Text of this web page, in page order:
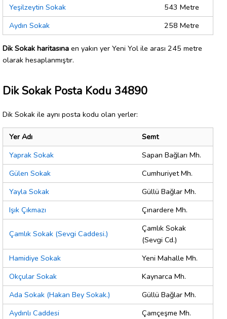
Yeşilzeytin Sokak
543 Metre
Aydın Sokak
258 Metre
Dik Sokak haritasına en yakın yer Yeni Yol ile arası 245 metre
olarak hesaplanmıştır.
Dik Sokak Posta Kodu 34890
Dik Sokak ile aynı posta kodu olan yerler:
Yer Adı
Semt
Yaprak Sokak
Sapan Bağları Mh.
Gülen Sokak
Cumhuriyet Mh.
Yayla Sokak
Güllü Bağlar Mh.
Işık Çıkmazı
Çınardere Mh.
Çamlık Sokak (Sevgi Caddesi.)
Çamlık Sokak
(Sevgi Cd.)
Hamidiye Sokak
Yeni Mahalle Mh.
Okçular Sokak
Kaynarca Mh.
Ada Sokak (Hakan Bey Sokak.)
Güllü Bağlar Mh.
Aydınlı Caddesi
Çamçeşme Mh.